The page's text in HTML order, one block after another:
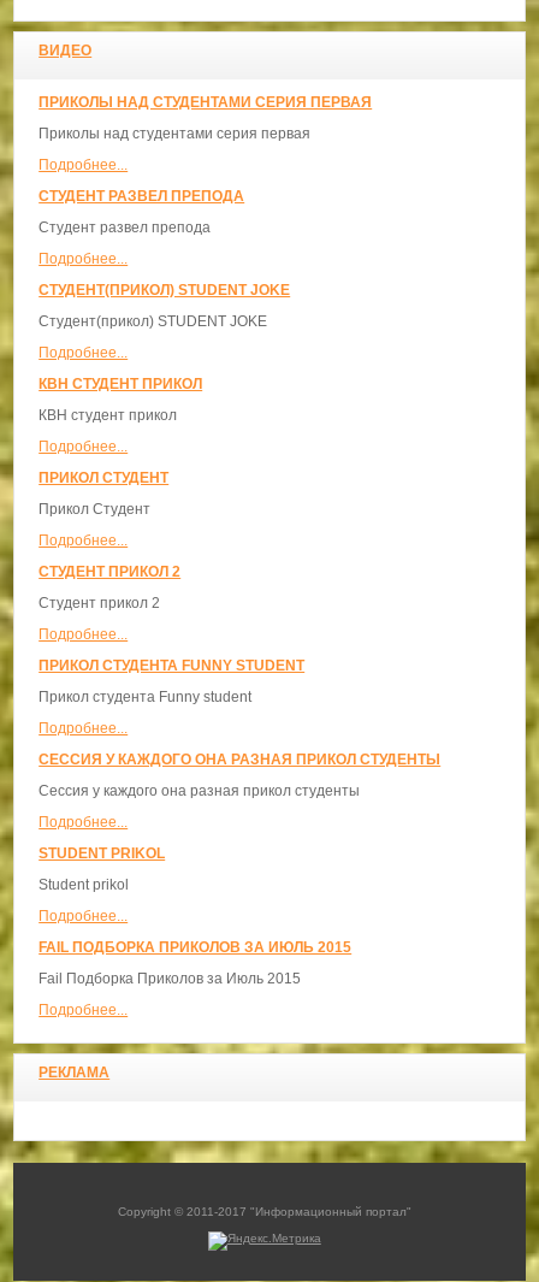
ВИДЕО
ПРИКОЛЫ НАД СТУДЕНТАМИ СЕРИЯ ПЕРВАЯ
Приколы над студентами серия первая
Подробнее...
СТУДЕНТ РАЗВЕЛ ПРЕПОДА
Студент развел препода
Подробнее...
СТУДЕНТ(ПРИКОЛ) STUDENT JOKE
Студент(прикол) STUDENT JOKE
Подробнее...
КВН СТУДЕНТ ПРИКОЛ
КВН студент прикол
Подробнее...
ПРИКОЛ СТУДЕНТ
Прикол Студент
Подробнее...
СТУДЕНТ ПРИКОЛ 2
Студент прикол 2
Подробнее...
ПРИКОЛ СТУДЕНТА FUNNY STUDENT
Прикол студента Funny student
Подробнее...
СЕССИЯ У КАЖДОГО ОНА РАЗНАЯ ПРИКОЛ СТУДЕНТЫ
Сессия у каждого она разная прикол студенты
Подробнее...
STUDENT PRIKOL
Student prikol
Подробнее...
FAIL ПОДБОРКА ПРИКОЛОВ ЗА ИЮЛЬ 2015
Fail Подборка Приколов за Июль 2015
Подробнее...
РЕКЛАМА
Copyright © 2011-2017 "Информационный портал"